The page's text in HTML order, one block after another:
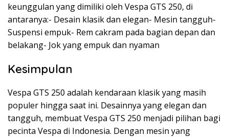
keunggulan yang dimiliki oleh Vespa GTS 250, di
antaranya:- Desain klasik dan elegan- Mesin tangguh-
Suspensi empuk- Rem cakram pada bagian depan dan
belakang- Jok yang empuk dan nyaman
Kesimpulan
Vespa GTS 250 adalah kendaraan klasik yang masih
populer hingga saat ini. Desainnya yang elegan dan
tangguh, membuat Vespa GTS 250 menjadi pilihan bagi
pecinta Vespa di Indonesia. Dengan mesin yang